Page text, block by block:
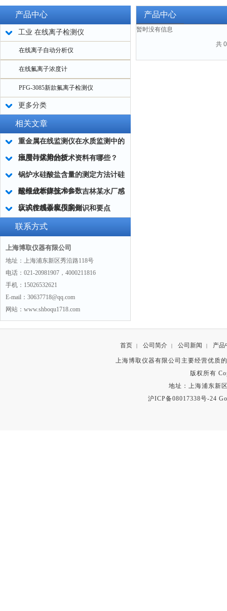
产品中心
工业 在线离子检测仪
在线离子自动分析仪
在线氟离子浓度计
PFG-3085新款氟离子检测仪
更多分类
相关文章
重金属在线监测仪在水质监测中的
应用与优势分析
浊度计采用的技术资料有哪些？
锅炉水硅酸盐含量的测定方法计硅
酸根分析仪技术参数
运维成本降低70%：吉林某水厂感
应式传感器应用案例
认识在线余氯仪的知识和要点
联系方式
上海博取仪器有限公司
地址：上海浦东新区秀沿路118号
电话：021-20981907，4000211816
手机：15026532621
E-mail：30637718@qq.com
网站：www.shboqu1718.com
产品中心
暂时没有信息
共
首页 | 公司简介 | 公司新闻 | 产品
上海博取仪器有限公司主要经营优质
版权所有
地址：上海浦东新
沪ICP备08017338号-24